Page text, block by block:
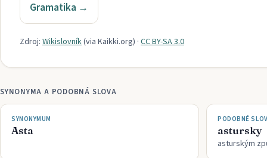
Gramatika →
Zdroj: Wikislovník(via Kaikki.org) · CC BY-SA 3.0
SYNONYMA A PODOBNÁ SLOVA
SYNONYMUM
Asta
PODOBNÉ
astursky
asturským